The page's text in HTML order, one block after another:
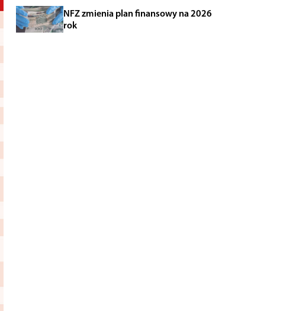
NFZ zmienia plan finansowy na 2026
rok